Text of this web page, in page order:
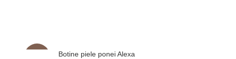
Botine piele ponei Alexa